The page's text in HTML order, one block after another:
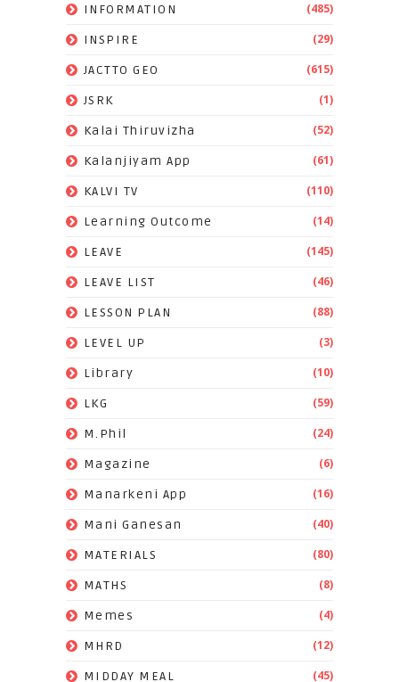
INFORMATION (485)
INSPIRE (29)
JACTTO GEO (615)
JSRK (1)
Kalai Thiruvizha (52)
Kalanjiyam App (61)
KALVI TV (110)
Learning Outcome (14)
LEAVE (145)
LEAVE LIST (46)
LESSON PLAN (88)
LEVEL UP (3)
Library (10)
LKG (59)
M.Phil (24)
Magazine (6)
Manarkeni App (16)
Mani Ganesan (40)
MATERIALS (80)
MATHS (8)
Memes (4)
MHRD (12)
MIDDAY MEAL (45)